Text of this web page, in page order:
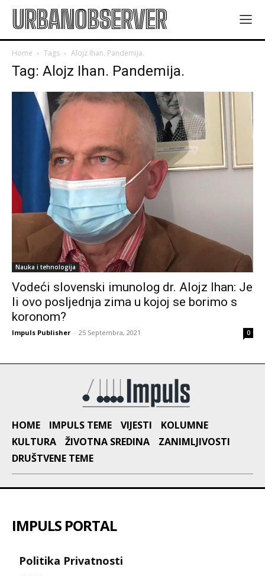
URBANOBSERVER
Home Tags Alojz Ihan. Pandemija.
Tag: Alojz Ihan. Pandemija.
Nauka i tehnologija
Vodeći slovenski imunolog dr. Alojz Ihan: Je
li ovo posljednja zima u kojoj se borimo s
koronom?
Impuls Publisher - 25 Septembra, 2021 0
HOME IMPULS TEME VIJESTI
KOLUMNE
KULTURA
ŽIVOTNA SREDINA
ZANIMLJIVOSTI
DRUŠTVENE TEME
IMPULS PORTAL
Politika Privatnosti